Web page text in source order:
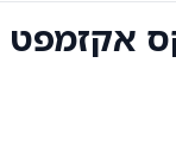
אקזמפט